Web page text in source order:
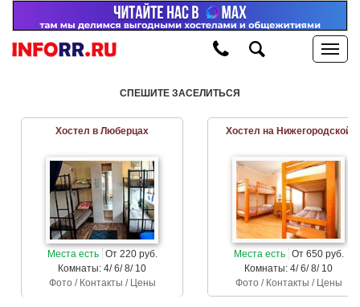
СПЕШИТЕ ЗАСЕЛИТЬСЯ
Хостел в Люберцах
Места есть От 220 руб.
Комнаты: 4/ 6/ 8/ 10
Фото / Контакты / Цены
Хостел на Нижегородской
Места есть От 650 руб.
Комнаты: 4/ 6/ 8/ 10
Фото / Контакты / Цены